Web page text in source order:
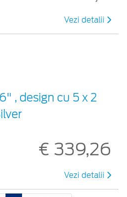
Vezi detalii
, design cu 5 x 2
€ 339,26
Vezi detalii